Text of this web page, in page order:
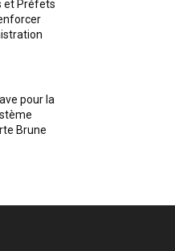
et Préfets
pour la
Brune